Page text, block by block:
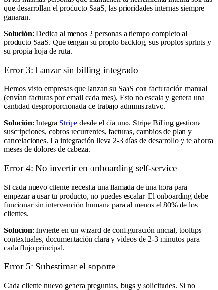
que desarrollan el producto SaaS, las prioridades internas siempre
ganaran.
Solución: Dedica al menos 2 personas a tiempo completo al
producto SaaS. Que tengan su propio backlog, sus propios sprints y
su propia hoja de ruta.
Error 3: Lanzar sin billing integrado
Hemos visto empresas que lanzan su SaaS con facturación manual
(envían facturas por email cada mes). Esto no escala y genera una
cantidad desproporcionada de trabajo administrativo.
Solución: Integra Stripe desde el día uno. Stripe Billing gestiona
suscripciones, cobros recurrentes, facturas, cambios de plan y
cancelaciones. La integración lleva 2-3 días de desarrollo y te ahorra
meses de dolores de cabeza.
Error 4: No invertir en onboarding self-service
Si cada nuevo cliente necesita una llamada de una hora para
empezar a usar tu producto, no puedes escalar. El onboarding debe
funcionar sin intervención humana para al menos el 80% de los
clientes.
Solución: Invierte en un wizard de configuración inicial, tooltips
contextuales, documentación clara y videos de 2-3 minutos para
cada flujo principal.
Error 5: Subestimar el soporte
Cada cliente nuevo genera preguntas, bugs y solicitudes. Si no